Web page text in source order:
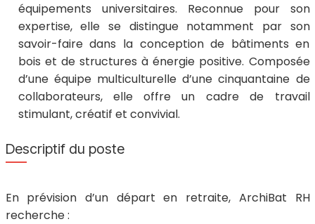
équipements universitaires. Reconnue pour son
expertise, elle se distingue notamment par son
savoir-faire dans la conception de bâtiments en
bois et de structures à énergie positive. Composée
d’une équipe multiculturelle d’une cinquantaine de
collaborateurs, elle offre un cadre de travail
stimulant, créatif et convivial.
Descriptif du poste
En prévision d’un départ en retraite, ArchiBat RH
recherche :